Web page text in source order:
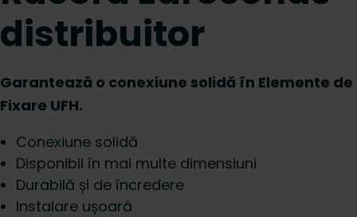
distribuitor
Garantează o conexiune solidă în Elemente de
Fixare UFH.
Conexiune solidă
Disponibil în mai multe dimensiuni
Durabilă și de încredere
Instalare ușoară